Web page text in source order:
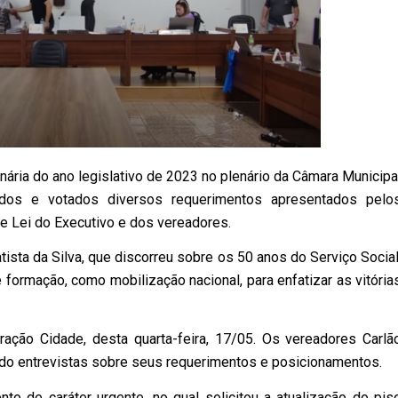
do ano legislativo de 2023 no plenário da Câmara
e votados diversos requerimentos apresentados
Lei do Executivo e dos vereadores.
da Silva, que discorreu sobre os 50 anos do Serviço
como mobilização nacional, para enfatizar as
Cidade, desta quarta-feira, 17/05. Os vereadores
entrevistas sobre seus requerimentos e posicionamentos.